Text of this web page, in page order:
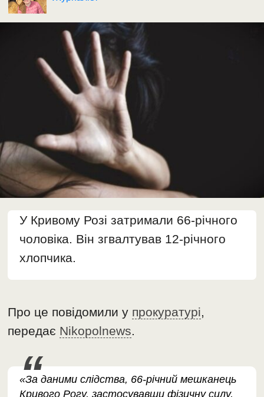
У Кривому Розі затримали 66-річного
чоловіка. Він згвалтував 12-річного
хлопчика.
Про це повідомили у прокуратурі,
передає Nikopolnews.
«За даними слідства, 66-річний мешканець
Кривого Рогу, застосувавши фізичну силу,